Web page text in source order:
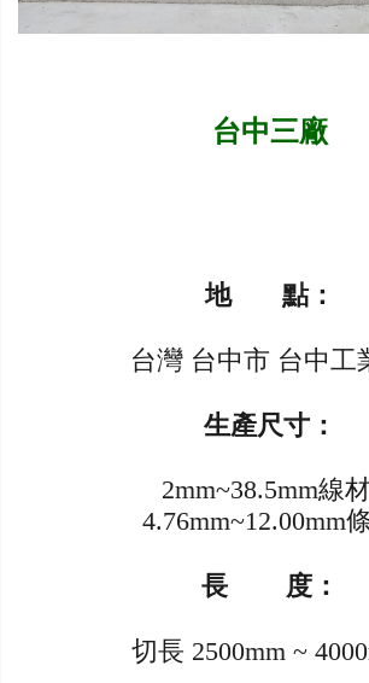
台中三廠
地 點：
台灣 台中市 台中工
生產尺寸：
2mm~38.5mm線
4.76mm~12.00mm
長 度：
切長 2500mm ~